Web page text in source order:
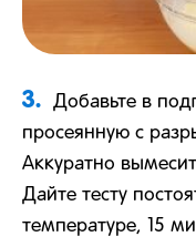
3.
Добавьте в
просеянную с
Аккуратно
Дайте тесту
температуре, 15